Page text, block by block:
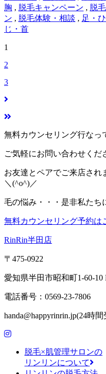
胸 , 脱毛キャンペーン , 脱
ン , 脱毛体験・相談 , 足・
じ・首
1
2
3
無料カウンセリング行なっ
ご気軽にお問い合わせく
お友達とペアでご来店され
＼(^o^)／
毛の悩み・・・是非私た
無料カウンセリング予約は
RinRin半田店
〒475-0922
愛知県半田市昭和町1-60-
電話番号：0569-23-7806
handa@happyrinrin.jp(24時
脱毛×肌管理サロンの
リンリンについて